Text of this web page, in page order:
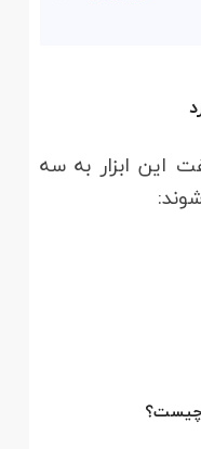
این ابزار به سه
چیست؟